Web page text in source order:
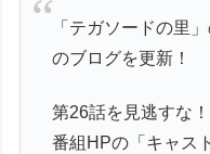
「テガソードの里
のブログを更新！
第26話を見逃すな！
番組HPの「キャス